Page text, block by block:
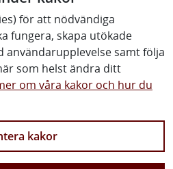
för att nödvändiga
fungera, skapa utökade
samt följa
som helst ändra ditt
om våra kakor och hur du
kakor